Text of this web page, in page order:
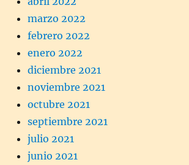
marzo 2022
febrero 2022
enero 2022
diciembre 2021
noviembre 2021
octubre 2021
septiembre 2021
julio 2021
junio 2021